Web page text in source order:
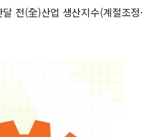
전(全)산업 생산지수(계절조정·